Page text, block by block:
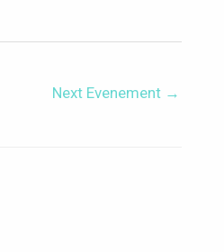
Next Evenement →